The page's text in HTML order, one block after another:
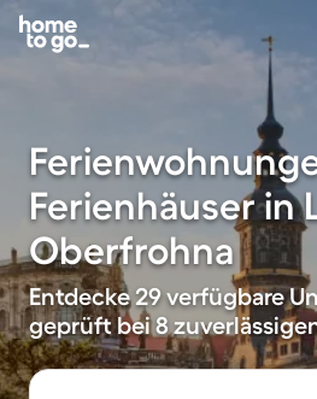
Ferienhäuser in
Oberfrohna
Entdecke 29 verfügbare
geprüft bei 8